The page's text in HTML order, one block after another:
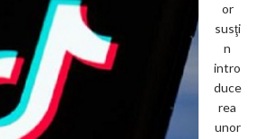
or
susţi
n
intro
duce
rea
unor